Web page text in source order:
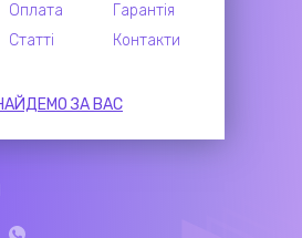
Оплата
Гарантія
Статті Контакти
ЗА ВАС